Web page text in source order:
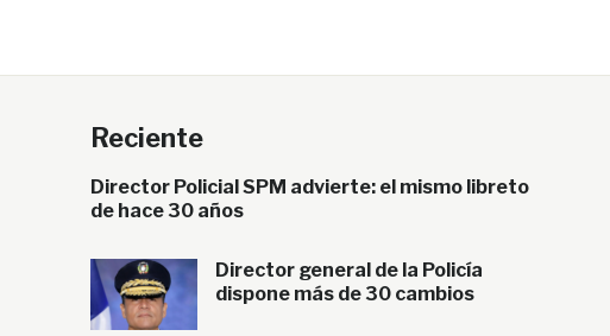
Reciente
Director Policial SPM advierte: el mismo libreto
de hace 30 años
Director general de la Policía
dispone más de 30 cambios